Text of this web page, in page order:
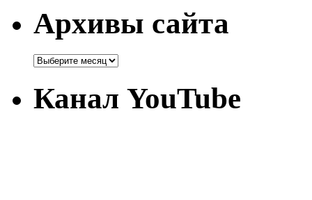
Архивы сайта
Канал YouTube